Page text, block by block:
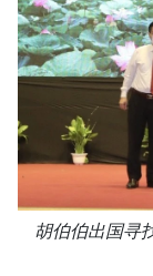
胡伯伯出国寻